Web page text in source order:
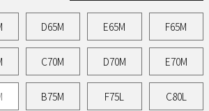
D65M E65M F65M
C70M D70M E70M
B75M F75L C80L